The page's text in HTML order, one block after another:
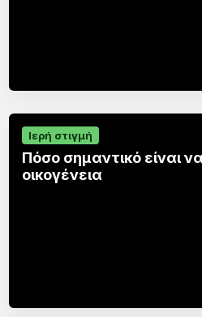
Ιερή στιγμή
Πόσο σημαντικό είναι
οικογένεια